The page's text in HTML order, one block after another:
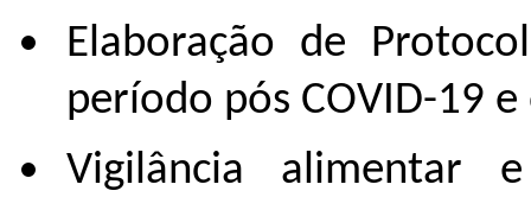
Elaboração de
período pós COVID-19
Vigilância alimentar